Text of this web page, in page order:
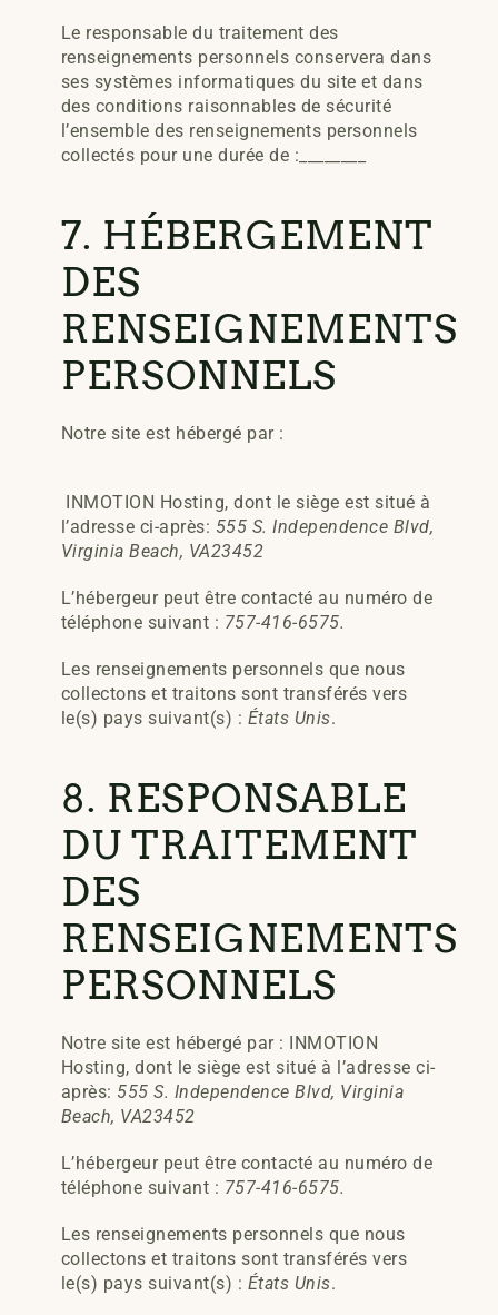
Le responsable du traitement des
renseignements personnels conservera dans
ses systèmes informatiques du site et dans
des conditions raisonnables de sécurité
l’ensemble des renseignements personnels
collectés pour une durée de :________
7. HÉBERGEMENT
DES
RENSEIGNEMENTS
PERSONNELS
Notre site est hébergé par :
INMOTION Hosting, dont le siège est situé à
l’adresse ci-après: 555 S. Independence Blvd,
Virginia Beach, VA23452
L’hébergeur peut être contacté au numéro de
téléphone suivant : 757-416-6575.
Les renseignements personnels que nous
collectons et traitons sont transférés vers
le(s) pays suivant(s) : États Unis.
8. RESPONSABLE
DU TRAITEMENT
DES
RENSEIGNEMENTS
PERSONNELS
Notre site est hébergé par : INMOTION
Hosting, dont le siège est situé à l’adresse ci-
après: 555 S. Independence Blvd, Virginia
Beach, VA23452
L’hébergeur peut être contacté au numéro de
téléphone suivant : 757-416-6575.
Les renseignements personnels que nous
collectons et traitons sont transférés vers
le(s) pays suivant(s) : États Unis.